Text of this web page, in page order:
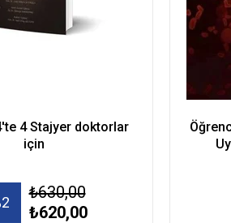
4 Stajyer doktorlar
için
₺630,00
₺620,00